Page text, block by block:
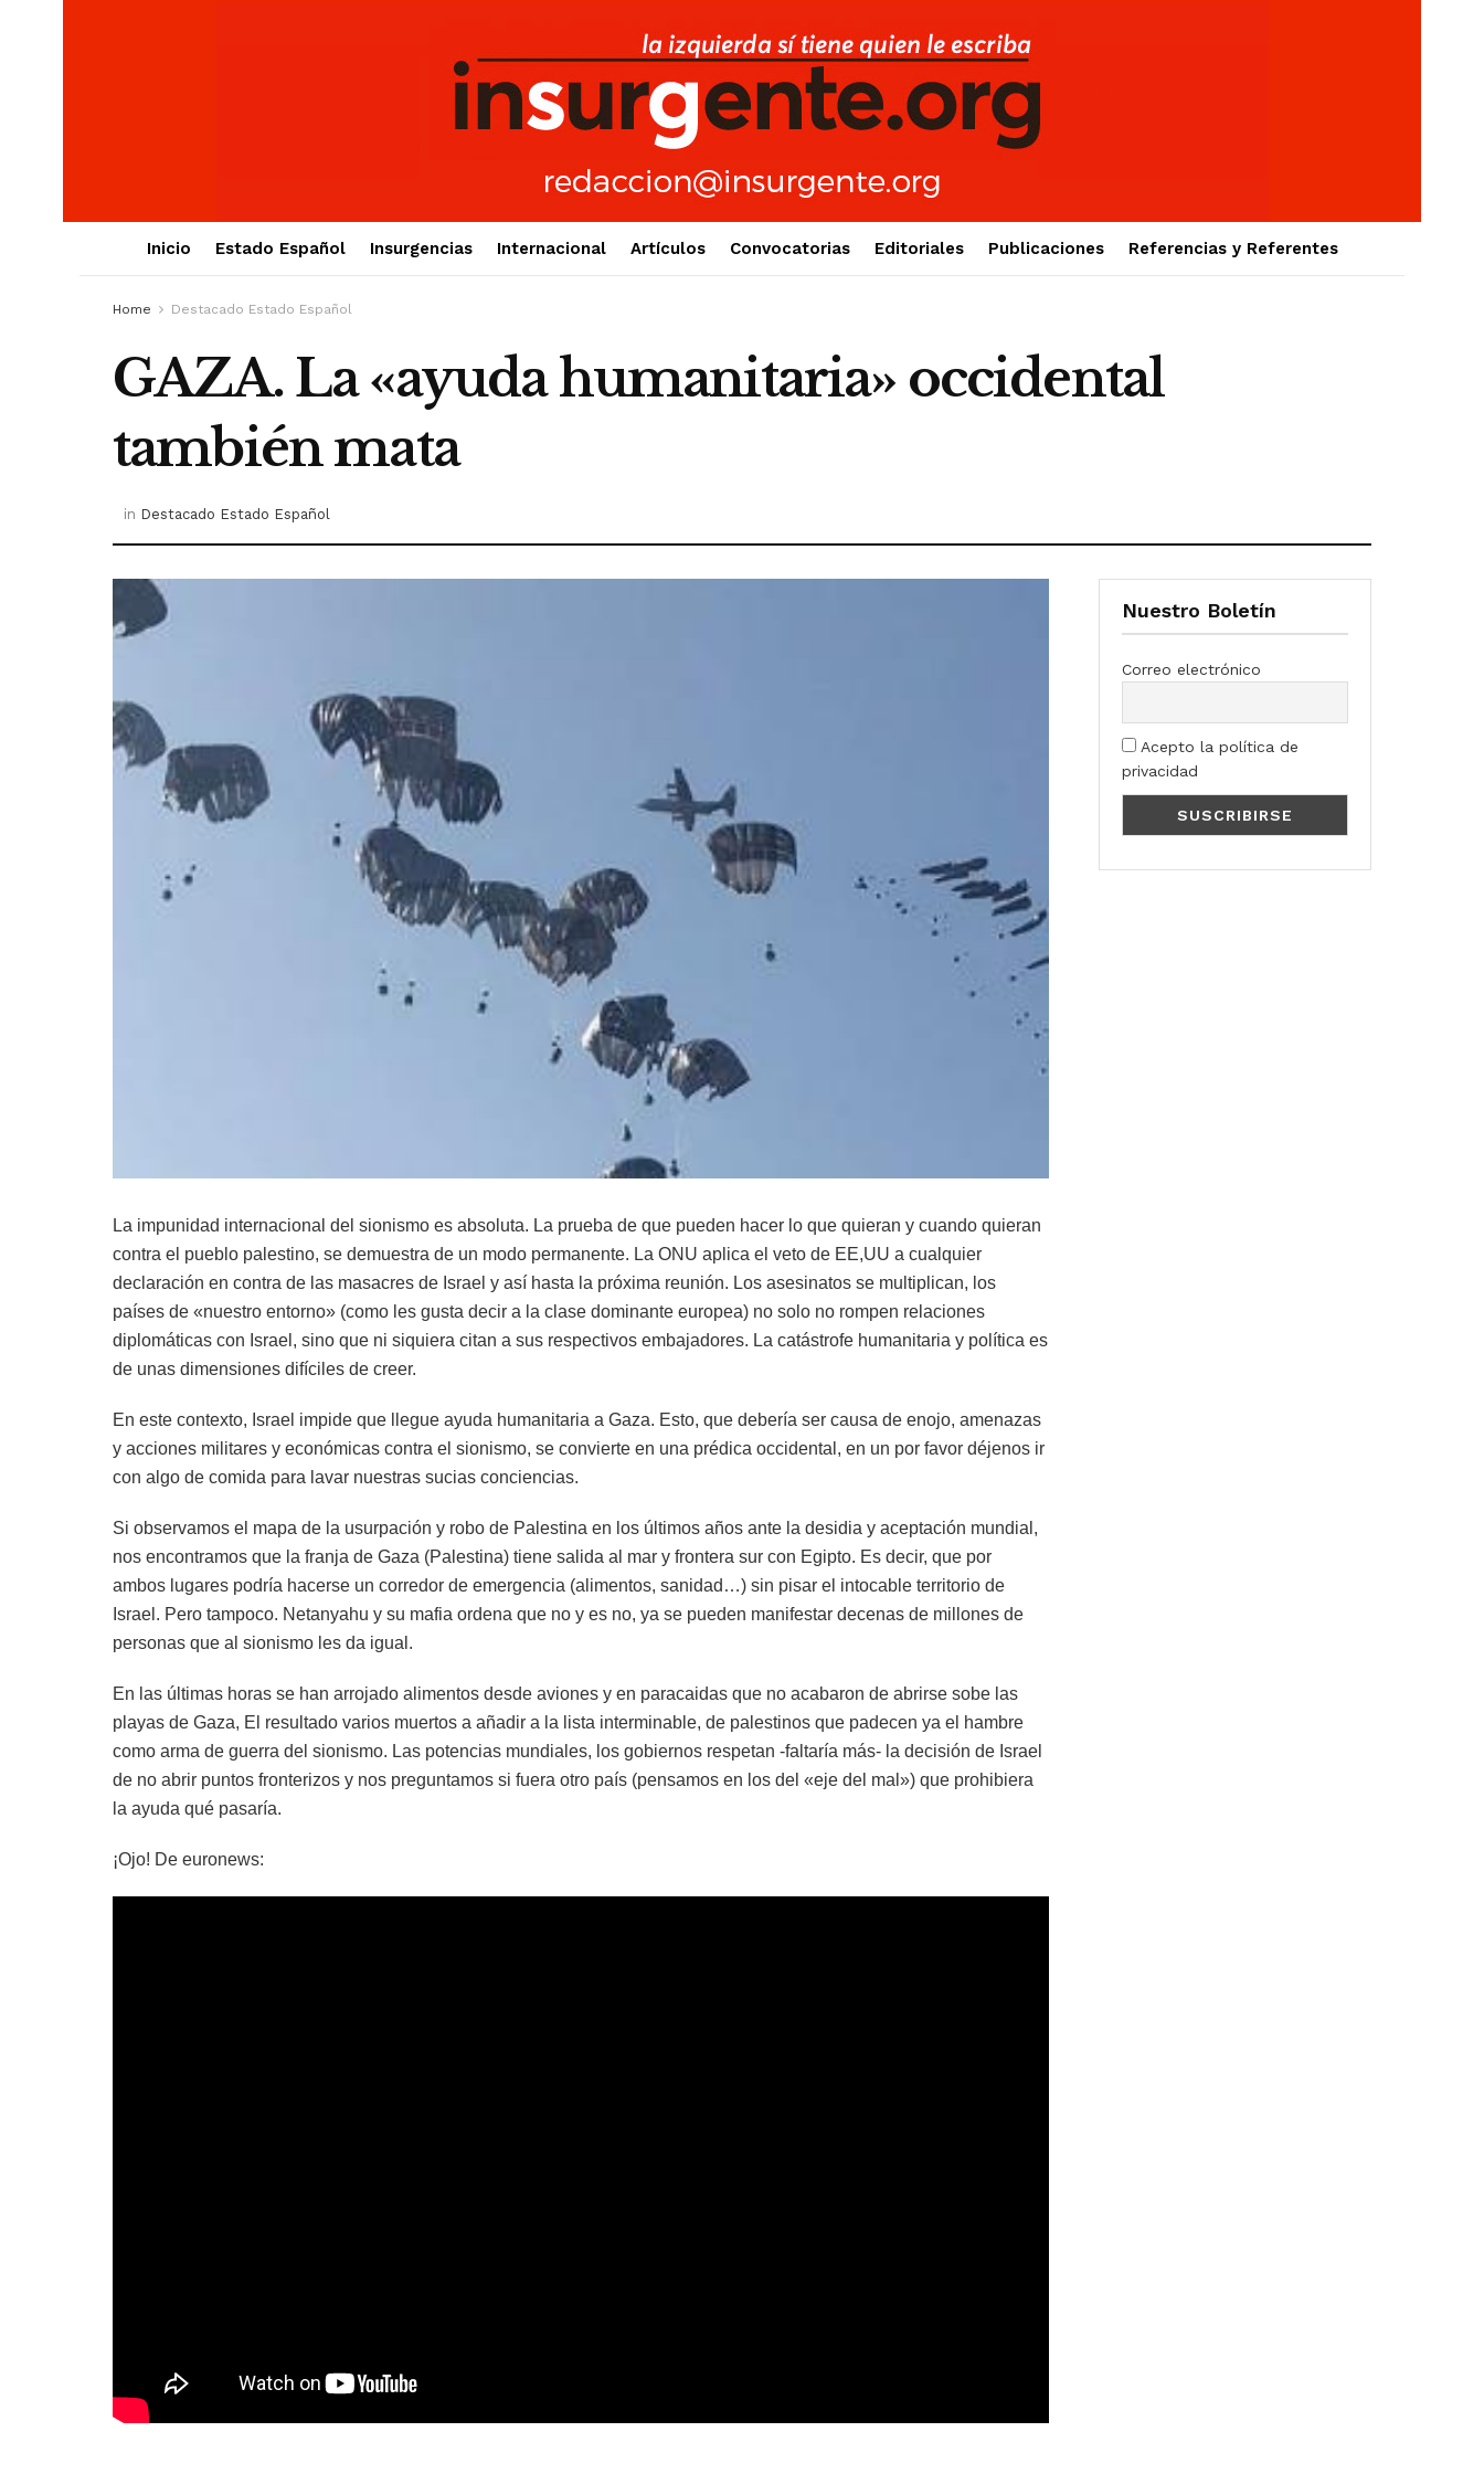
Inicio Estado Español Insurgencias Internacional Artículos Convocatorias Editoriales Publicaciones Referencias y Referentes
Home Destacado Estado Español
GAZA. La «ayuda humanitaria» occidental
también mata
in Destacado Estado Español
La impunidad internacional del sionismo es absoluta. La prueba de que pueden hacer lo que quieran y cuando quieran
contra el pueblo palestino, se demuestra de un modo permanente. La ONU aplica el veto de EE,UU a cualquier
declaración en contra de las masacres de Israel y así hasta la próxima reunión. Los asesinatos se multiplican, los
países de «nuestro entorno» (como les gusta decir a la clase dominante europea) no solo no rompen relaciones
diplomáticas con Israel, sino que ni siquiera citan a sus respectivos embajadores. La catástrofe humanitaria y política es
de unas dimensiones difíciles de creer.
En este contexto, Israel impide que llegue ayuda humanitaria a Gaza. Esto, que debería ser causa de enojo, amenazas
y acciones militares y económicas contra el sionismo, se convierte en una prédica occidental, en un por favor déjenos ir
con algo de comida para lavar nuestras sucias conciencias.
Si observamos el mapa de la usurpación y robo de Palestina en los últimos años ante la desidia y aceptación mundial,
nos encontramos que la franja de Gaza (Palestina) tiene salida al mar y frontera sur con Egipto. Es decir, que por
ambos lugares podría hacerse un corredor de emergencia (alimentos, sanidad…) sin pisar el intocable territorio de
Israel. Pero tampoco. Netanyahu y su mafia ordena que no y es no, ya se pueden manifestar decenas de millones de
personas que al sionismo les da igual.
En las últimas horas se han arrojado alimentos desde aviones y en paracaidas que no acabaron de abrirse sobe las
playas de Gaza, El resultado varios muertos a añadir a la lista interminable, de palestinos que padecen ya el hambre
como arma de guerra del sionismo. Las potencias mundiales, los gobiernos respetan -faltaría más- la decisión de Israel
de no abrir puntos fronterizos y nos preguntamos si fuera otro país (pensamos en los del «eje del mal») que prohibiera
la ayuda qué pasaría.
¡Ojo! De euronews:
Nuestro Boletín
Correo electrónico
Acepto la política de
privacidad